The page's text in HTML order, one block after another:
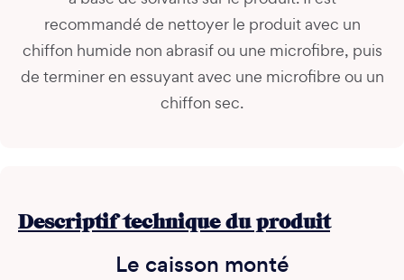
recommandé de nettoyer le produit avec un
chiffon humide non abrasif ou une microfibre, puis
de terminer en essuyant avec une microfibre ou un
chiffon sec.
Descriptif technique du produit
Le caisson monté